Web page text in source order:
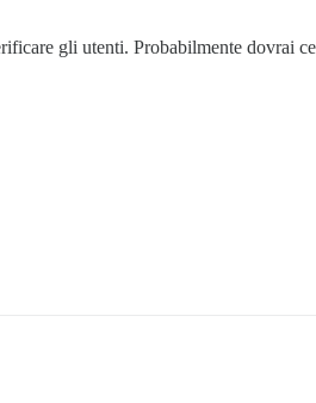
gli utenti. Probabilmente dovrai